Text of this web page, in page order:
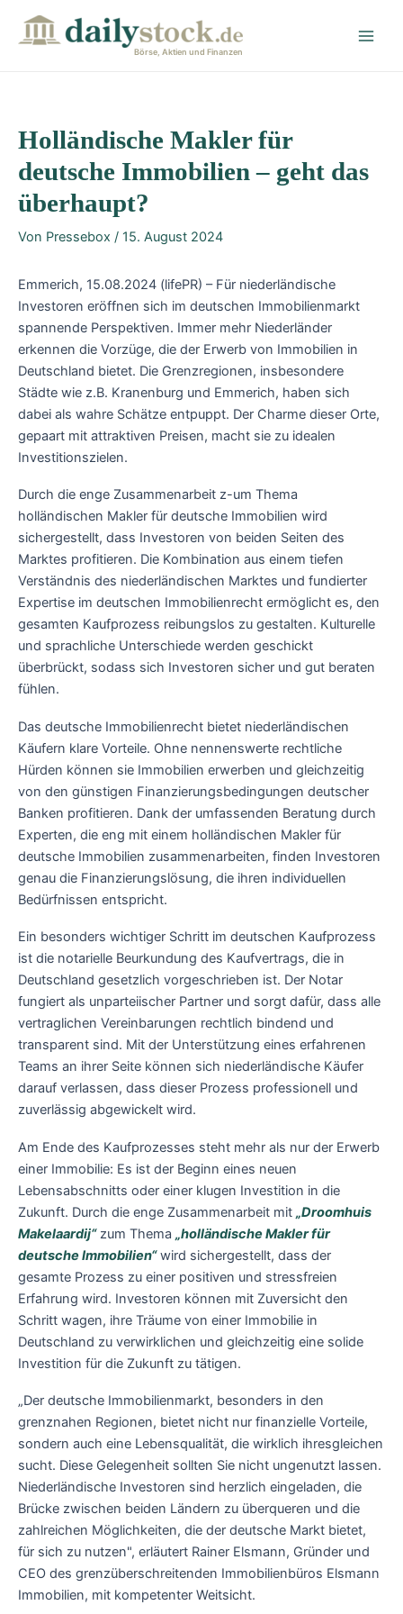
Börse, Aktien und Finanzen
Holländische Makler für
deutsche Immobilien – geht das
überhaupt?
Von Pressebox / 15. August 2024
Emmerich, 15.08.2024 (lifePR) – Für niederländische
Investoren eröffnen sich im deutschen Immobilienmarkt
spannende Perspektiven. Immer mehr Niederländer
erkennen die Vorzüge, die der Erwerb von Immobilien in
Deutschland bietet. Die Grenzregionen, insbesondere
Städte wie z.B. Kranenburg und Emmerich, haben sich
dabei als wahre Schätze entpuppt. Der Charme dieser Orte,
gepaart mit attraktiven Preisen, macht sie zu idealen
Investitionszielen.
Durch die enge Zusammenarbeit z-um Thema
holländischen Makler für deutsche Immobilien wird
sichergestellt, dass Investoren von beiden Seiten des
Marktes profitieren. Die Kombination aus einem tiefen
Verständnis des niederländischen Marktes und fundierter
Expertise im deutschen Immobilienrecht ermöglicht es, den
gesamten Kaufprozess reibungslos zu gestalten. Kulturelle
und sprachliche Unterschiede werden geschickt
überbrückt, sodass sich Investoren sicher und gut beraten
fühlen.
Das deutsche Immobilienrecht bietet niederländischen
Käufern klare Vorteile. Ohne nennenswerte rechtliche
Hürden können sie Immobilien erwerben und gleichzeitig
von den günstigen Finanzierungsbedingungen deutscher
Banken profitieren. Dank der umfassenden Beratung durch
Experten, die eng mit einem holländischen Makler für
deutsche Immobilien zusammenarbeiten, finden Investoren
genau die Finanzierungslösung, die ihren individuellen
Bedürfnissen entspricht.
Ein besonders wichtiger Schritt im deutschen Kaufprozess
ist die notarielle Beurkundung des Kaufvertrags, die in
Deutschland gesetzlich vorgeschrieben ist. Der Notar
fungiert als unparteiischer Partner und sorgt dafür, dass alle
vertraglichen Vereinbarungen rechtlich bindend und
transparent sind. Mit der Unterstützung eines erfahrenen
Teams an ihrer Seite können sich niederländische Käufer
darauf verlassen, dass dieser Prozess professionell und
zuverlässig abgewickelt wird.
Am Ende des Kaufprozesses steht mehr als nur der Erwerb
einer Immobilie: Es ist der Beginn eines neuen
Lebensabschnitts oder einer klugen Investition in die
Zukunft. Durch die enge Zusammenarbeit mit „Droomhuis
Makelaardij“zum Thema „holländische Makler für
deutsche Immobilien“wird sichergestellt, dass der
gesamte Prozess zu einer positiven und stressfreien
Erfahrung wird. Investoren können mit Zuversicht den
Schritt wagen, ihre Träume von einer Immobilie in
Deutschland zu verwirklichen und gleichzeitig eine solide
Investition für die Zukunft zu tätigen.
„Der deutsche Immobilienmarkt, besonders in den
grenznahen Regionen, bietet nicht nur finanzielle Vorteile,
sondern auch eine Lebensqualität, die wirklich ihresgleichen
sucht. Diese Gelegenheit sollten Sie nicht ungenutzt lassen.
Niederländische Investoren sind herzlich eingeladen, die
Brücke zwischen beiden Ländern zu überqueren und die
zahlreichen Möglichkeiten, die der deutsche Markt bietet,
für sich zu nutzen", erläutert Rainer Elsmann, Gründer und
CEO des grenzüberschreitenden Immobilienbüros Elsmann
Immobilien, mit kompetenter Weitsicht.